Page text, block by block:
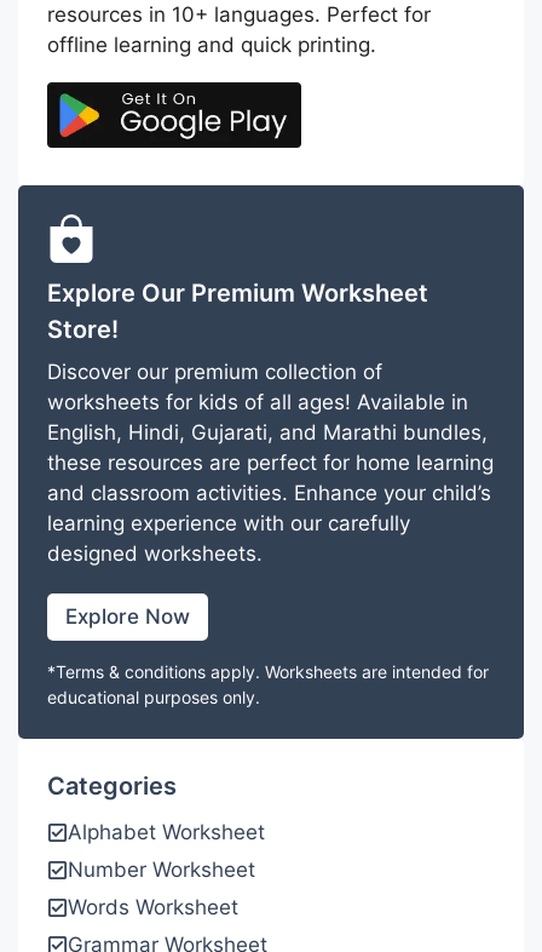
resources in 10+ languages. Perfect for
offline learning and quick printing.
Explore Our Premium Worksheet
Store!
Discover our premium collection of
worksheets for kids of all ages! Available in
English, Hindi, Gujarati, and Marathi bundles,
these resources are perfect for home learning
and classroom activities. Enhance your child’s
learning experience with our carefully
designed worksheets.
Explore Now
*Terms & conditions apply. Worksheets are intended for
educational purposes only.
Categories
Alphabet Worksheet
Number Worksheet
Words Worksheet
Grammar Worksheet